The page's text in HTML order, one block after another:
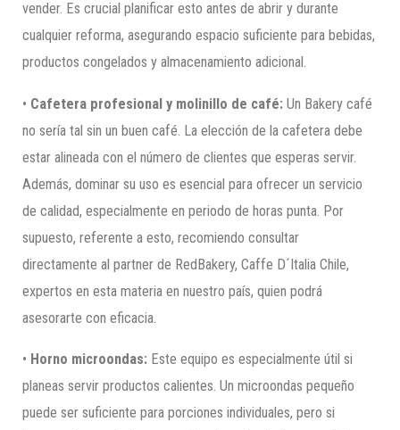
vender. Es crucial planificar esto antes de abrir y durante
cualquier reforma, asegurando espacio suficiente para bebidas,
productos congelados y almacenamiento adicional.
• Cafetera profesional y molinillo de café: Un Bakery café
no sería tal sin un buen café. La elección de la cafetera debe
estar alineada con el número de clientes que esperas servir.
Además, dominar su uso es esencial para ofrecer un servicio
de calidad, especialmente en periodo de horas punta. Por
supuesto, referente a esto, recomiendo consultar
directamente al partner de RedBakery, Caffe D´Italia Chile,
expertos en esta materia en nuestro país, quien podrá
asesorarte con eficacia.
• Horno microondas: Este equipo es especialmente útil si
planeas servir productos calientes. Un microondas pequeño
puede ser suficiente para porciones individuales, pero si